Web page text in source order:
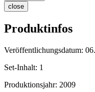
close
Produktinfos
Veröffentlichungsdatum:
Set-Inhalt: 1
Produktionsjahr: 2009